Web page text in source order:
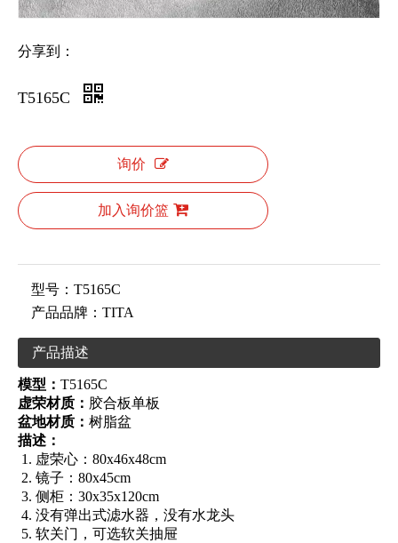
分享到：
T5165C
询价
加入询价篮
型号： T5165C
产品品牌： TITA
产品描述
模型： T5165C
虚荣材质： 胶合板单板
盆地材质： 树脂盆
描述：
虚荣心：80x46x48cm
镜子：80x45cm
侧柜：30x35x120cm
没有弹出式滤水器，没有水龙头
软关门，可选软关抽屉